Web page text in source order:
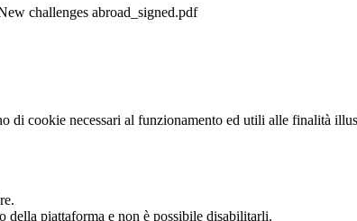
challenges abroad_signed.pdf
di cookie necessari al funzionamento ed utili alle finalità
della piattaforma e non è possibile disabilitarli.